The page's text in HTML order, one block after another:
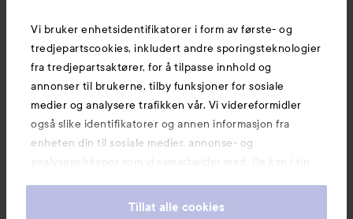
Vi bruker enhetsidentifikatorer i form av første- og
tredjepartscookies, inkludert andre sporingsteknologier
fra tredjepartsaktører, for å tilpasse innhold og
annonser til brukerne, tilby funksjoner for sosiale
medier og analysere trafikken vår. Vi videreformidler
også slike identifikatorer og annen informasjon fra
enheten din til sosiale medier, annonse- og
analyseselskaper som vi samarbeider med. De kan i sin
informasjon som du har oppgitt eller som de har samlet
Tillat alle cookies
Også av interesse